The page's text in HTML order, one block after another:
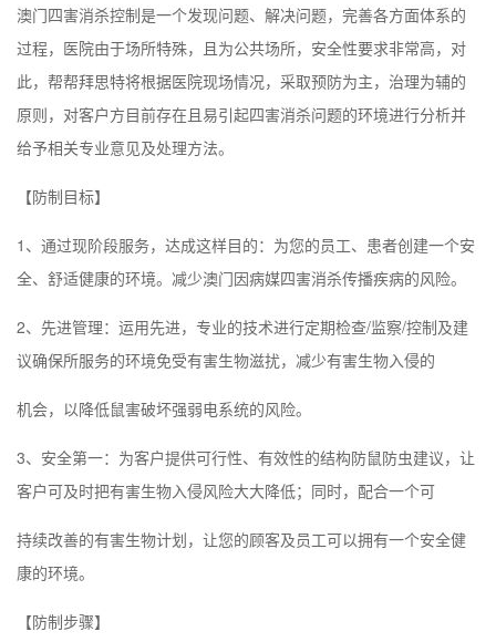
澳门四害消杀控制是一个发现问题、解决问题，完善各方面体系的
过程，医院由于场所特殊，且为公共场所，安全性要求非常高，对
此，帮帮拜思特将根据医院现场情况，采取预防为主，治理为辅的
原则，对客户方目前存在且易引起四害消杀问题的环境进行分析并
给予相关专业意见及处理方法。
【防制目标】
1、通过现阶段服务，达成这样目的：为您的员工、患者创建一个安
全、舒适健康的环境。减少澳门因病媒四害消杀传播疾病的风险。
2、先进管理：运用先进，专业的技术进行定期检查/监察/控制及建
议确保所服务的环境免受有害生物滋扰，减少有害生物入侵的
机会，以降低鼠害破坏强弱电系统的风险。
3、安全第一：为客户提供可行性、有效性的结构防鼠防虫建议，让
客户可及时把有害生物入侵风险大大降低；同时，配合一个可
持续改善的有害生物计划，让您的顾客及员工可以拥有一个安全健
康的环境。
【防制步骤】